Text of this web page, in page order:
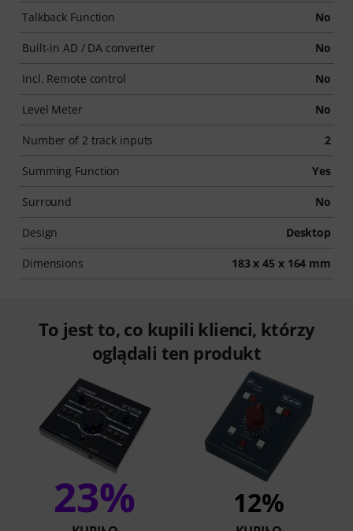
Talkback Function No
Built-in AD / DA converter No
Incl. Remote control No
Level Meter No
Number of 2 track inputs 2
Summing Function Yes
Surround No
Design Desktop
Dimensions 183 x 45 x 164 mm
To jest to, co kupili klienci, którzy
oglądali ten produkt
23% 12%